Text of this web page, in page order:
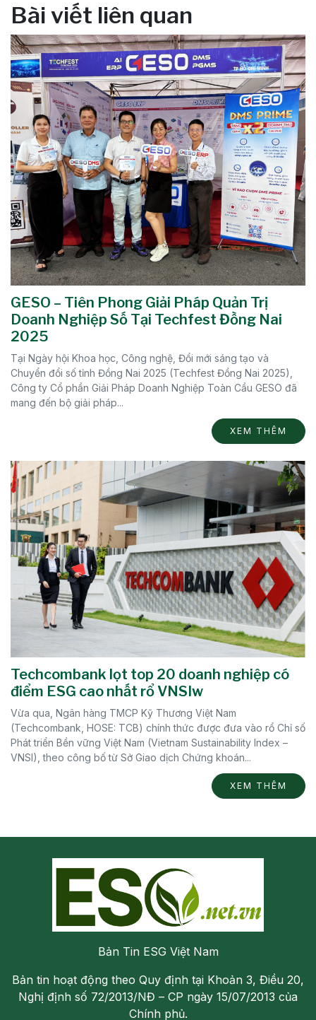
Bài viết liên quan
GESO – Tiên Phong Giải Pháp Quản Trị
Doanh Nghiệp Số Tại Techfest Đồng Nai
2025
Tại Ngày hội Khoa học, Công nghệ, Đổi mới sáng tạo và
Chuyển đổi số tỉnh Đồng Nai 2025 (Techfest Đồng Nai 2025),
Công ty Cổ phần Giải Pháp Doanh Nghiệp Toàn Cầu GESO đã
mang đến bộ giải pháp...
XEM THÊM
Techcombank lọt top 20 doanh nghiệp có
điểm ESG cao nhất rổ VNSIw
Vừa qua, Ngân hàng TMCP Kỹ Thương Việt Nam
(Techcombank, HOSE: TCB) chính thức được đưa vào rổ Chỉ số
Phát triển Bền vững Việt Nam (Vietnam Sustainability Index –
VNSI), theo công bố từ Sở Giao dịch Chứng khoán...
XEM THÊM
Bản Tin ESG Việt Nam
Bản tin hoạt động theo Quy định tại Khoản 3, Điều 20,
Nghị định số 72/2013/NĐ – CP ngày 15/07/2013 của
Chính phủ.